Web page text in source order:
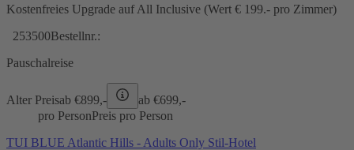
Kostenfreies Upgrade auf All Inclusive (Wert € 199.- pro Zimmer)
253500Bestellnr.:
Pauschalreise
Alter Preisab €899,- ab €699,-
pro PersonPreis pro Person
TUI BLUE Atlantic Hills - Adults Only Stil-Hotel